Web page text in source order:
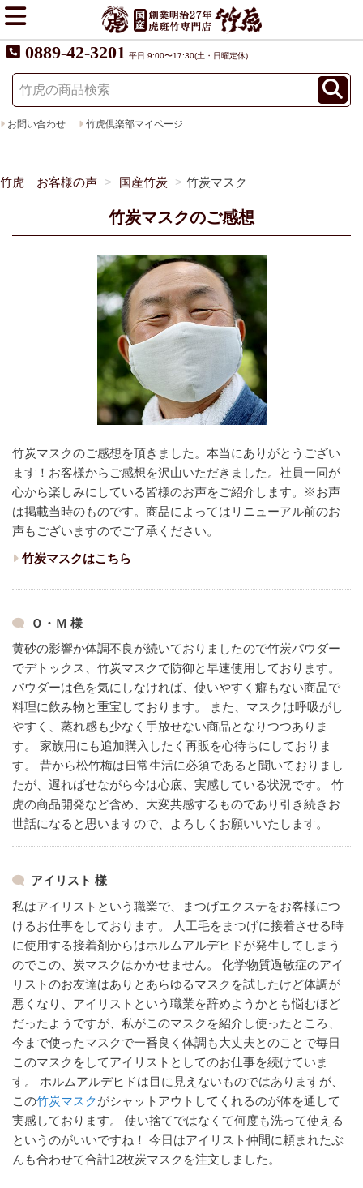
0889-42-3201 平日 9:00〜17:30(土・日曜定休)
お問い合わせ 竹虎倶楽部マイページ
竹虎 お客様の声 国産竹炭 竹炭マスク
竹炭マスクのご感想
竹炭マスクのご感想を頂きました。本当にありがとうござい
ます！ お客様からご感想を沢山いただきました。 社員一同が
心から楽しみにしている皆様のお声をご紹介します。
※お声
は掲載当時のものです。商品によってはリニューアル前のお
声もございますのでご了承ください。
竹炭マスクはこちら
Ｏ・Ｍ 様
黄砂の影響か体調不良が続いておりましたので竹炭パウダー
でデトックス、竹炭マスクで防御と早速使用しております。
パウダーは色を気にしなければ、使いやすく癖もない商品で
料理に飲み物と重宝しております。
また、マスクは呼吸がし
やすく、蒸れ感も少なく手放せない商品となりつつありま
す。
家族用にも追加購入したく再販を心待ちにしておりま
す。
昔から松竹梅は日常生活に必須であると聞いておりまし
たが、遅ればせながら今は心底、実感している状況です。
竹
虎の商品開発など含め、大変共感するものであり引き続きお
世話になると思いますので、よろしくお願いいたします。
アイリスト 様
私はアイリストという職業で、まつげエクステをお客様につ
けるお仕事をしております。
人工毛をまつげに接着させる時
に使用する接着剤からはホルムアルデヒドが発生してしまう
のでこの、炭マスクはかかせません。
化学物質過敏症のアイ
リストのお友達はありとあらゆるマスクを試したけど体調が
悪くなり、アイリストという職業を辞めようかとも悩むほど
だったようですが、私がこのマスクを紹介し使ったところ、
今まで使ったマスクで一番良く体調も大丈夫とのことで毎日
このマスクをしてアイリストとしてのお仕事を続けていま
す。
ホルムアルデヒドは目に見えないものではありますが、
この竹炭マスクがシャットアウトしてくれるのが体を通して
実感しております。
使い捨てではなくて何度も洗って使える
というのがいいですね！ 今日はアイリスト仲間に頼まれたぶ
んも合わせて合計12枚炭マスクを注文しました。